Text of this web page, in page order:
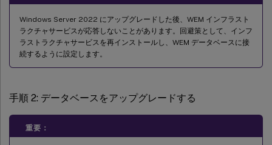
Windows Server 2022 にアップグレードした後、WEM インフラスト
ラクチャサービスが応答しないことがあります。回避策として、インフ
ラストラクチャサービスを再インストールし、WEM データベースに接
続するように設定します。
手順 2: データベースをアップグレードする
重要：